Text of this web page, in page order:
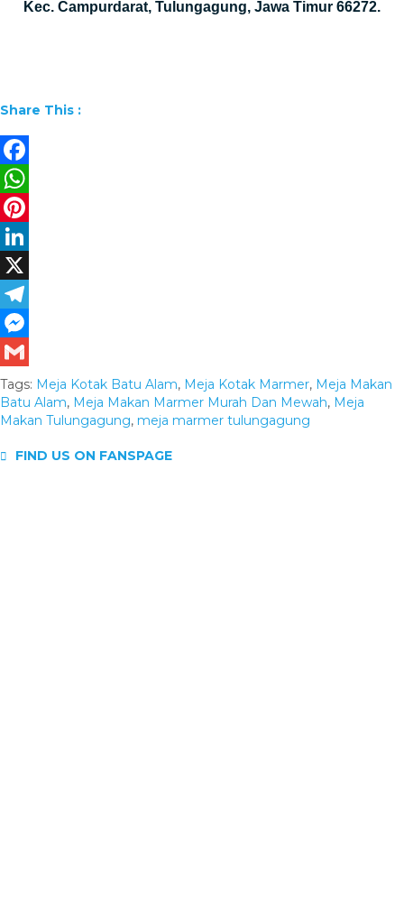
Kec. Campurdarat, Tulungagung, Jawa Timur 66272.
Share This :
Facebook
WhatsApp
Pinterest
LinkedIn
X
Telegram
Messenger
Gmail
Tags: Meja Kotak Batu Alam, Meja Kotak Marmer, Meja Makan
Batu Alam, Meja Makan Marmer Murah Dan Mewah, Meja
Makan Tulungagung, meja marmer tulungagung
FIND US ON FANSPAGE